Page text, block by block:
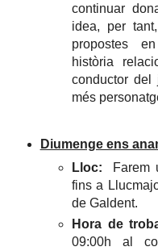
continuar
idea, per
propostes
història
conductor
més
Diumenge ens
Lloc: Farem
fins a
de Galdent.
Hora de
09:00h al